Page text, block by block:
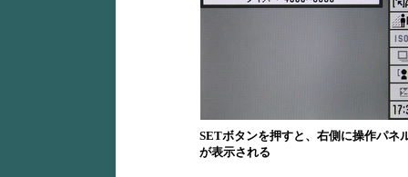
SETボタンを押すと、右側に操作パネ
が表示される